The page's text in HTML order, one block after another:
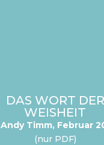
DAS WORT DER
WEISHEIT
Andy Timm, Februar
(nur PDF)